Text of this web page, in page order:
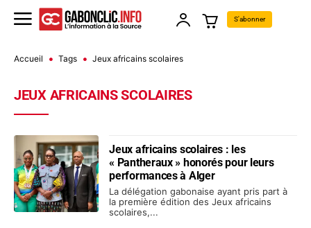
S'abonner
Accueil Tags Jeux africains scolaires
JEUX AFRICAINS SCOLAIRES
Jeux africains scolaires : les
« Pantheraux » honorés pour leurs
performances à Alger
La délégation gabonaise ayant pris part à
la première édition des Jeux africains
scolaires,...